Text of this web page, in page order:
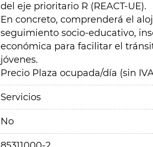
del eje prioritario R (REACT-UE).
En concreto, comprenderá el
seguimiento socio-educativo,
económica para facilitar el
jóvenes.
Precio Plaza ocupada/día (sin
Servicios
No